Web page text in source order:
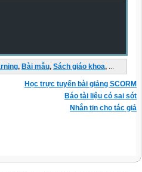
, Bài mẫu, Sách giáo khoa, ...
Học trực tuyến bài giảng SCORM
Báo tài liệu có sai sót
Nhắn tin cho tác giả